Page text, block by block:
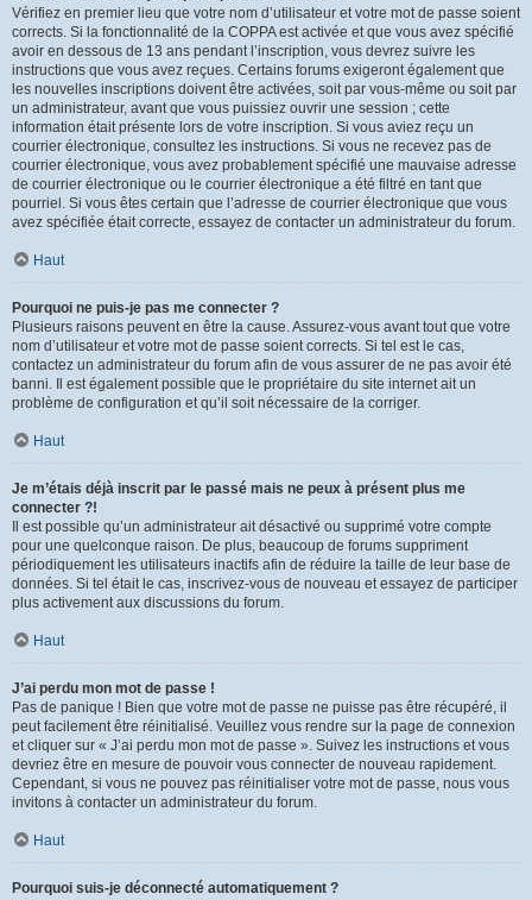
Vérifiez en premier lieu que votre nom d’utilisateur et votre mot de passe soient
corrects. Si la fonctionnalité de la COPPA est activée et que vous avez spécifié
avoir en dessous de 13 ans pendant l’inscription, vous devrez suivre les
instructions que vous avez reçues. Certains forums exigeront également que
les nouvelles inscriptions doivent être activées, soit par vous-même ou soit par
un administrateur, avant que vous puissiez ouvrir une session ; cette
information était présente lors de votre inscription. Si vous aviez reçu un
courrier électronique, consultez les instructions. Si vous ne recevez pas de
courrier électronique, vous avez probablement spécifié une mauvaise adresse
de courrier électronique ou le courrier électronique a été filtré en tant que
pourriel. Si vous êtes certain que l’adresse de courrier électronique que vous
avez spécifiée était correcte, essayez de contacter un administrateur du forum.
Haut
Pourquoi ne puis-je pas me connecter ?
Plusieurs raisons peuvent en être la cause. Assurez-vous avant tout que votre
nom d’utilisateur et votre mot de passe soient corrects. Si tel est le cas,
contactez un administrateur du forum afin de vous assurer de ne pas avoir été
banni. Il est également possible que le propriétaire du site internet ait un
problème de configuration et qu’il soit nécessaire de la corriger.
Haut
Je m’étais déjà inscrit par le passé mais ne peux à présent plus me
connecter ?!
Il est possible qu’un administrateur ait désactivé ou supprimé votre compte
pour une quelconque raison. De plus, beaucoup de forums suppriment
périodiquement les utilisateurs inactifs afin de réduire la taille de leur base de
données. Si tel était le cas, inscrivez-vous de nouveau et essayez de participer
plus activement aux discussions du forum.
Haut
J’ai perdu mon mot de passe !
Pas de panique ! Bien que votre mot de passe ne puisse pas être récupéré, il
peut facilement être réinitialisé. Veuillez vous rendre sur la page de connexion
et cliquer sur « J’ai perdu mon mot de passe ». Suivez les instructions et vous
devriez être en mesure de pouvoir vous connecter de nouveau rapidement.
Cependant, si vous ne pouvez pas réinitialiser votre mot de passe, nous vous
invitons à contacter un administrateur du forum.
Haut
Pourquoi suis-je déconnecté automatiquement ?